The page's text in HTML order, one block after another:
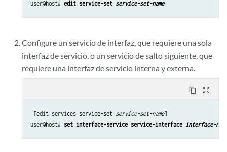
user@host# edit service-set service-set-name
Configure un servicio de interfaz, que requiere una sola
interfaz de servicio,o un servicio de salto siguiente, que
requiere una interfaz de servicio interna y externa.
content_copy zoom_out_map
[edit services service-set service-set-name]
user@host# set interface-service service-interface interface-